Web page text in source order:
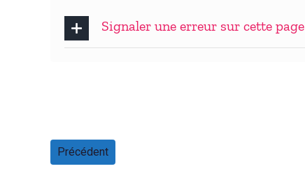
Signaler une erreur sur cette page
Précédent